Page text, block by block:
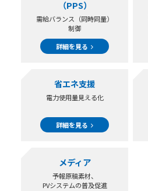
（PPS）
需給バランス（同時同量）
制御
詳細を見る
省エネ支援
電力使用量見える化
詳細を見る
メディア
予報原稿素材、
PVシステムの普及促進